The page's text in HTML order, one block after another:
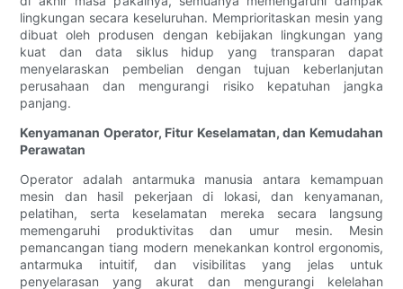
lingkungan secara keseluruhan. Memprioritaskan mesin yang
dibuat oleh produsen dengan kebijakan lingkungan yang
kuat dan data siklus hidup yang transparan dapat
menyelaraskan pembelian dengan tujuan keberlanjutan
perusahaan dan mengurangi risiko kepatuhan jangka
panjang.
Kenyamanan Operator, Fitur Keselamatan, dan Kemudahan
Perawatan
Operator adalah antarmuka manusia antara kemampuan
mesin dan hasil pekerjaan di lokasi, dan kenyamanan,
pelatihan, serta keselamatan mereka secara langsung
memengaruhi produktivitas dan umur mesin. Mesin
pemancangan tiang modern menekankan kontrol ergonomis,
antarmuka intuitif, dan visibilitas yang jelas untuk
penyelarasan yang akurat dan mengurangi kelelahan